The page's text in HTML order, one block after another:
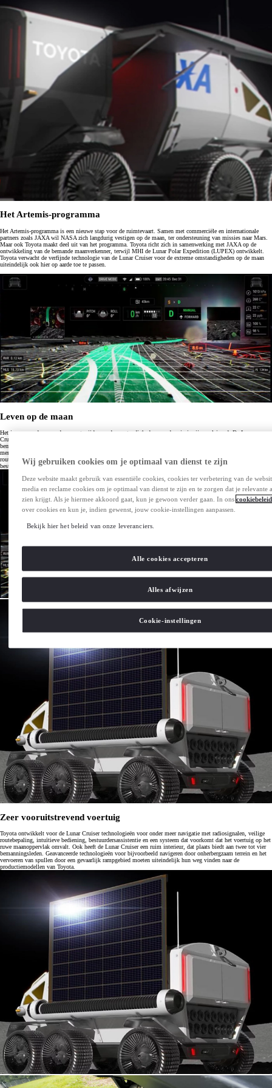
Het Artemis-programma
Het Artemis-programma is een nieuwe stap voor de ruimtevaart. Samen met commerciële en internationale
partners zoals JAXA wil NASA zich langdurig vestigen op de maan, ter ondersteuning van missies naar Mars.
Maar ook Toyota maakt deel uit van het programma. Toyota richt zich in samenwerking met JAXA op de
ontwikkeling van de bemande maanverkenner, terwijl MHI de Lunar Polar Expedition (LUPEX) ontwikkelt.
Toyota verwacht de verfijnde technologie van de Lunar Cruiser voor de extreme omstandigheden op de maan
uiteindelijk ook hier op aarde toe te passen.
Leven op de maan
Het is spannend om op de maan te rijden en de omstandigheden van de missie zijn veeleisend. De Lunar
Cruiser moet niet alleen maar een betrouwbaar voertuig zijn, maar ook een comfortabele leefruimte bieden. De
bemanning zal ongeveer een maand lang in het voertuig doorbrengen. Dat zorgt voor uitdagingen. Het kan
mentaal zwaar zijn om efficiënt en gemotiveerd aan het werk te blijven. Daarnaast is het moeilijk om de juiste
route te bepalen op het oppervlak van de maan. Daarom zijn de meeste technologieën aan boord gericht op de
beste gebruikservaring, rijprestaties en geautomatiseerd terreinrijden.
Zeer vooruitstrevend voertuig
Toyota ontwikkelt voor de Lunar Cruiser technologieën voor onder meer navigatie met radiosignalen, veilige
routebepaling, intuïtieve bediening, bestuurdersassistentie en een systeem dat voorkomt dat het voertuig op het
ruwe maanoppervlak omvalt. Ook heeft de Lunar Cruiser een ruim interieur, dat plaats biedt aan twee tot vier
bemanningsleden. Geavanceerde technologieën voor bijvoorbeeld navigeren door onherbergzaam terrein en het
vervoeren van spullen door een gevaarlijk rampgebied moeten uiteindelijk hun weg vinden naar de
productiemodellen van Toyota.
Wij gebruiken cookies om je optimaal van dienst te zijn
Deze website maakt gebruik van essentiële cookies, cookies ter verbetering van de
media en reclame cookies om je optimaal van dienst te zijn en te zorgen dat je relevante
zien krijgt. Als je hiermee akkoord gaat, kun je gewoon verder gaan. In ons cookiebeleid
over cookies en kun je, indien gewenst, jouw cookie-instellingen aanpassen.
Bekijk hier het beleid van onze leveranciers.
Cookie-instellingen
Alles afwijzen
Alle cookies accepteren